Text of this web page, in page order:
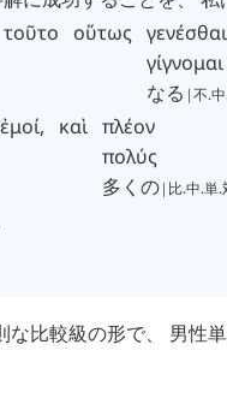
τοῦτο οὕτως γενέσθαι
γίγνομαι
なる |不.
ἐμοί, καὶ πλέον
πολύς
多くの|比.中.単.
な比較級の形で、 男性